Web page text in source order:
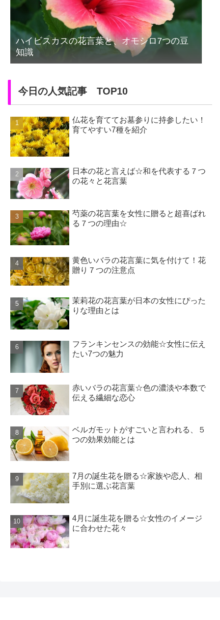
ハイビスカスの花言葉と、オモシロ7つの豆
知識
今日の人気記事 TOP10
仏花を育ててお墓参りに持参したい！
育てやすい7種を紹介
日本の花と言えば☆和を代表する７つ
の花々と花言葉
芍薬の花言葉を女性に贈ると超喜ばれ
る７つの理由☆
黄色いバラの花言葉に気を付けて！花
贈り７つの注意点
茉莉花の花言葉が日本の女性にぴった
りな理由とは
フランキンセンスの効能☆女性に伝え
たい7つの魅力
赤いバラの花言葉☆色の濃淡や本数で
伝える繊細な恋心
ベルガモットがすごいと言われる、５
つの効果効能とは
7月の誕生花を贈る☆家族や恋人、相
手別に選ぶ花言葉
4月に誕生花を贈る☆女性のイメージ
に合わせた花々